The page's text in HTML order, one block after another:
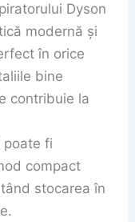
Dyson
modernă și
în orice
bine
contribuie la
poate fi
compact
stocarea în